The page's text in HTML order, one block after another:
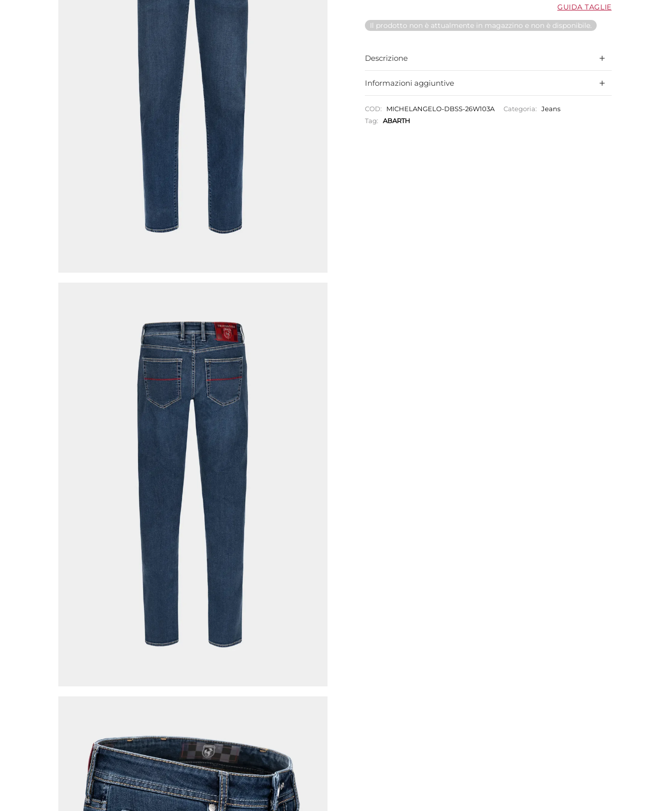
GUIDA TAGLIE
Il prodotto non è attualmente in magazzino e non è disponibile.
Descrizione
Informazioni aggiuntive
COD: MICHELANGELO-DBSS-26W103A Categoria:
Jeans
Tag:
ABARTH